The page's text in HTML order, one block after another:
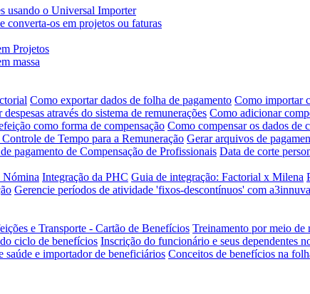
usando o Universal Importer
converta-os em projetos ou faturas
Projetos
massa
Como exportar dados de folha de pagamento Como importar
através do sistema de remunerações Como adicionar
como forma de compensação Como compensar os dados de
de Tempo para a Remuneração Gerar arquivos de
pagamento de Compensação de Profissionais Data de corte
Nómina Integração da PHC Guia de integração: Factorial x Milena
Gerencie períodos de atividade 'fixos-descontínuos' com a3innuva
e Transporte - Cartão de Benefícios Treinamento por meio de
ciclo de benefícios Inscrição do funcionário e seus dependentes
saúde e importador de beneficiários Conceitos de benefícios na